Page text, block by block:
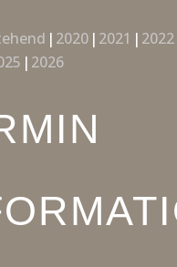
2020 2021 2022
2026